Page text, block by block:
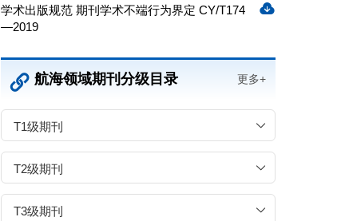
学术出版规范 期刊学术不端行为界定 CY/T174
—2019
航海领域期刊分级目录 更多+
T1级期刊
T2级期刊
T3级期刊